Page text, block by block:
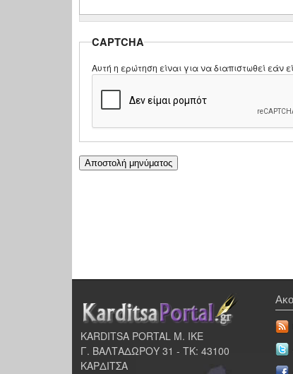
CAPTCHA
Αυτή η ερώτηση είναι για να διαπιστωθεί
KARDITSA PORTAL Μ. ΙΚΕ
Γ. ΒΑΛΤΑΔΩΡΟΥ 31 - ΤΚ: 43100
ΚΑΡΔΙΤΣΑ